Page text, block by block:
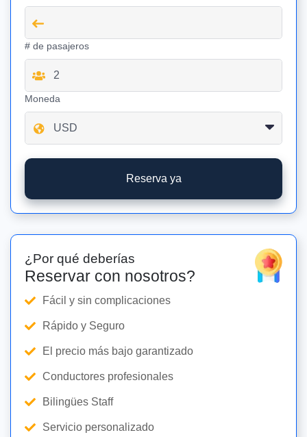
# de pasajeros
Moneda
Reserva ya
¿Por qué deberías
Reservar con nosotros?
Fácil y sin complicaciones
Rápido y Seguro
El precio más bajo garantizado
Conductores profesionales
Bilingües Staff
Servicio personalizado